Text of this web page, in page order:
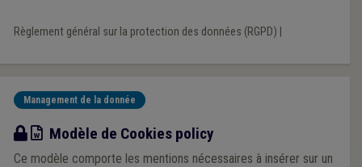
Règlement général sur la protection des données (RGPD)
Management de la donnée
Modèle
Modèle de Cookies policy
Ce modèle comporte les mentions nécessaires à insérer sur un